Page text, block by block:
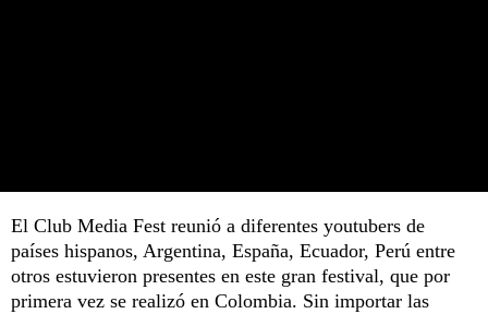
El Club Media Fest reunió a diferentes youtubers de
países hispanos, Argentina, España, Ecuador, Perú entre
otros estuvieron presentes en este gran festival, que por
primera vez se realizó en Colombia. Sin importar las